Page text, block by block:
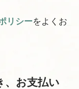
リシーをよくお
、お支払い